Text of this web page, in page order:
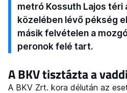
metró Kossuth Lajos téri
közelében lévő pékség
másik felvételen a
peronok felé tart.
A BKV tisztázta a
A BKV Zrt. kora délután az